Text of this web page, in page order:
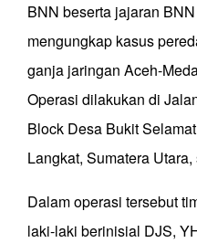
BNN beserta jajaran
mengungkap kasus
ganja jaringan Aceh-
Operasi dilakukan di
Block Desa Bukit
Langkat, Sumatera
Dalam operasi tersebut
laki-laki berinisial DJS,